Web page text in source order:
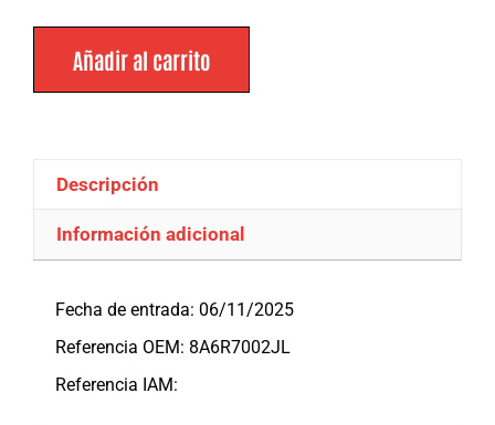
Añadir al carrito
Descripción
Información adicional
Fecha de entrada: 06/11/2025
Referencia OEM: 8A6R7002JL
Referencia IAM: